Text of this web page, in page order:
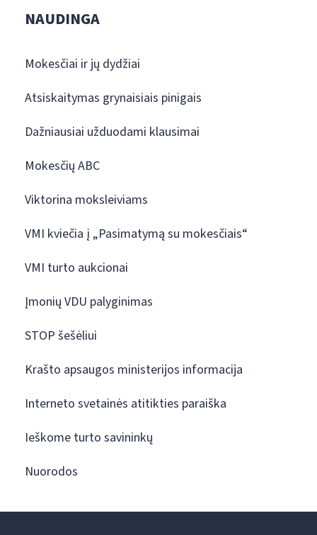
NAUDINGA
Mokesčiai ir jų dydžiai
Atsiskaitymas grynaisiais pinigais
Dažniausiai užduodami klausimai
Mokesčių ABC
Viktorina moksleiviams
VMI kviečia į „Pasimatymą su mokesčiais“
VMI turto aukcionai
Įmonių VDU palyginimas
STOP šešėliui
Krašto apsaugos ministerijos informacija
Interneto svetainės atitikties paraiška
Ieškome turto savininkų
Nuorodos